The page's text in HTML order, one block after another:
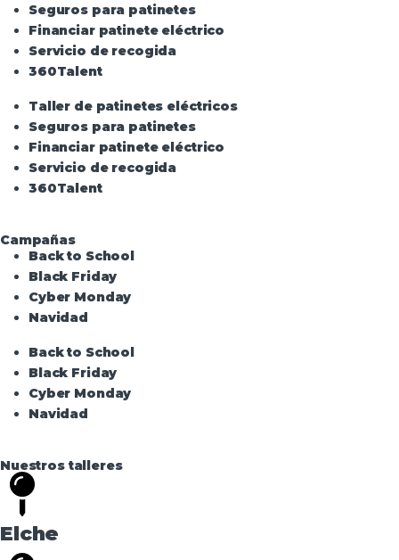
Seguros para patinetes
Financiar patinete eléctrico
Servicio de recogida
360Talent
Taller de patinetes eléctricos
Seguros para patinetes
Financiar patinete eléctrico
Servicio de recogida
360Talent
Campañas
Back to School
Black Friday
Cyber Monday
Navidad
Back to School
Black Friday
Cyber Monday
Navidad
Nuestros talleres
Elche